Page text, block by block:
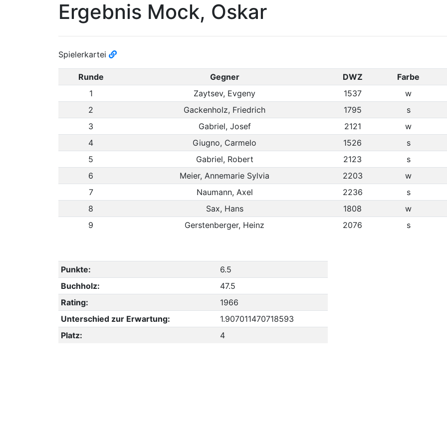
Ergebnis Mock, Oskar
Spielerkartei
Runde Gegner DWZ Farbe
1
Zaytsev, Evgeny 1537 w
2
Gackenholz, Friedrich 1795 s
3
Gabriel, Josef 2121 w
4
Giugno, Carmelo 1526 s
5
Gabriel, Robert 2123 s
6
Meier, Annemarie Sylvia 2203 w
7
Naumann, Axel 2236 s
8
Sax, Hans 1808 w
9
Gerstenberger, Heinz 2076 s
Punkte:
6.5
Buchholz:
47.5
Rating:
1966
Unterschied zur Erwartung:
1.907011470718593
Platz:
4